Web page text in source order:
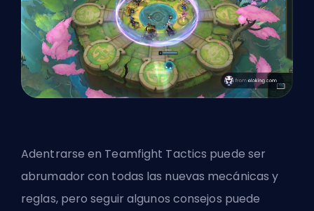
Adentrarse en Teamfight Tactics puede ser
abrumador con todas las nuevas mecánicas y
reglas, pero seguir algunos consejos puede